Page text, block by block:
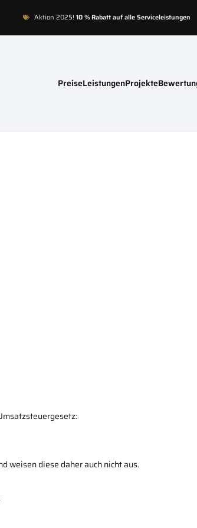
Aktion 2025! 10 % Rabatt auf alle Serviceleistungen
PreiseLeistungenProjekte
weisen diese daher auch nicht aus.